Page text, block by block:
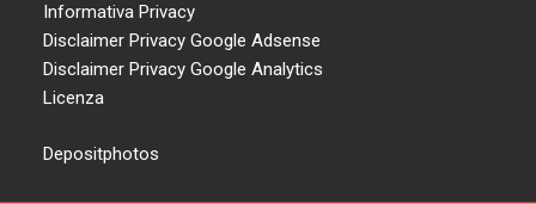
Informativa Privacy
Disclaimer Privacy Google Adsense
Disclaimer Privacy Google Analytics
Licenza
Depositphotos